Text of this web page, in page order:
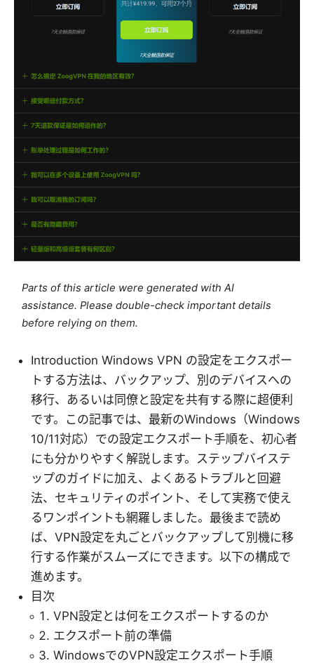
Parts of this article were generated with AI
assistance. Please double-check important details
before relying on them.
Introduction Windows VPN の設定をエクスポー
トする方法は、バックアップ、別のデバイスへの
移行、あるいは同僚と設定を共有する際に超便利
です。この記事では、最新のWindows（Windows
10/11対応）での設定エクスポート手順を、初心者
にも分かりやすく解説します。ステップバイステ
ップのガイドに加え、よくあるトラブルと回避
法、セキュリティのポイント、そして実務で使え
るワンポイントも網羅しました。最後まで読め
ば、VPN設定を丸ごとバックアップして別機に移
行する作業がスムーズにできます。以下の構成で
進めます。
目次
VPN設定とは何をエクスポートするのか
エクスポート前の準備
WindowsでのVPN設定エクスポート手順